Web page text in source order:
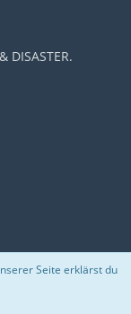
DISASTER.
Seite erklärst du